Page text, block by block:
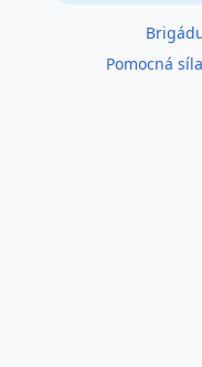
Pomocná